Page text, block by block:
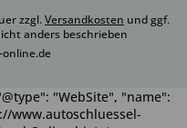
zzgl.Versandkosten und ggf.
anders beschrieben
"WebSite", "name":
www.autoschluessel-